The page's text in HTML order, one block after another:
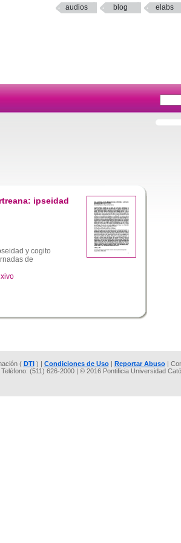
audios blog elabs
ipseidad
y cogito
de
( DTI) | Condiciones de Uso| Reportar Abuso|
(511) 626-2000 | © 2016 Pontificia Universidad